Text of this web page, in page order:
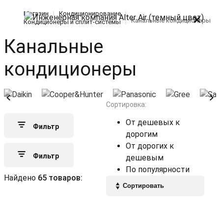
Магазин
Кондиционирование
Кондиционеры и сплит-системы
Канальные кондиционеры
Канальные
кондиционеры
Фильтр
Фильтр
Найдено 65 товаров:
Сортировка:
От дешевых к
дорогим
От дорогих к
дешевым
По популярности